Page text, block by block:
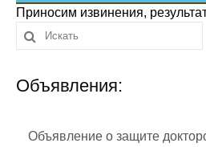
Сотрудники
Отчетность
Противодействие
Приносим извинения,
Объявления:
Объявление о защите